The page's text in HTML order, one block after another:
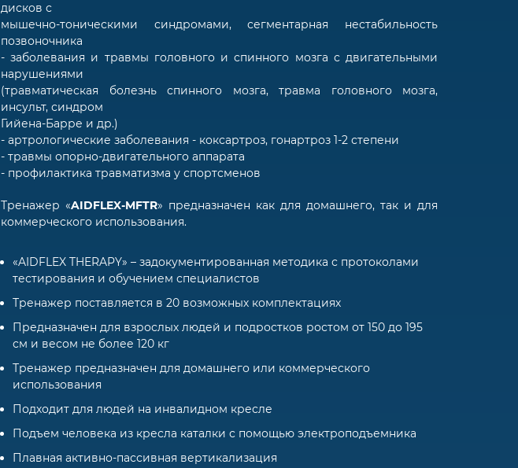
дисков с
мышечно-тоническими синдромами, сегментарная нестабильность
позвоночника
- заболевания и травмы головного и спинного мозга с двигательными
нарушениями
(травматическая болезнь спинного мозга, травма головного мозга,
инсульт, синдром
Гийена-Барре и др.)
- артрологические заболевания - коксартроз, гонартроз 1-2 степени
- травмы опорно-двигательного аппарата
- профилактика травматизма у спортсменов
Тренажер «AIDFLEX-MFTR» предназначен как для домашнего, так и для
коммерческого использования.
«AIDFLEX THERAPY» – задокументированная методика с протоколами
тестирования и обучением специалистов
Тренажер поставляется в 20 возможных комплектациях
Предназначен для взрослых людей и подростков ростом от 150 до 195
см и весом не более 120 кг
Тренажер предназначен для домашнего или коммерческого
использования
Подходит для людей на инвалидном кресле
Подъем человека из кресла каталки с помощью электроподъемника
Плавная активно-пассивная вертикализация